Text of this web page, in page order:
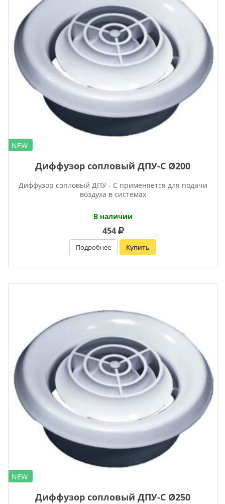
NEW
Диффузор сопловый ДПУ-С Ø200
Диффузор сопловый ДПУ - С применяется для подачи
воздуха в системах
В наличии
454
Подробнее Купить
NEW
Диффузор сопловый ДПУ-С Ø250